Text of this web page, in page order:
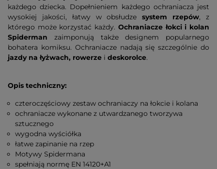
każdego dziecka. Dopełnieniem każdego ochraniacza jest
wysokiej jakości, łatwy w obsłudzesystem rzepów, z
którego może korzystać każdy. Ochraniacze łokci i kolan
Spiderman zaimponują także designem popularnego
bohatera komiksu. Ochraniacze nadają się szczególnie do
jazdy na łyżwach, rowerze i deskorolce.
Opis techniczny:
czteroczęściowy zestaw ochraniaczy na łokcie i kolana
ochraniacze wykonane z utwardzanego tworzywa
sztucznego
wygodna wyściółka
łatwe zapinanie na rzep
Motywy Spidermana
spełniają normę EN 14120+A1